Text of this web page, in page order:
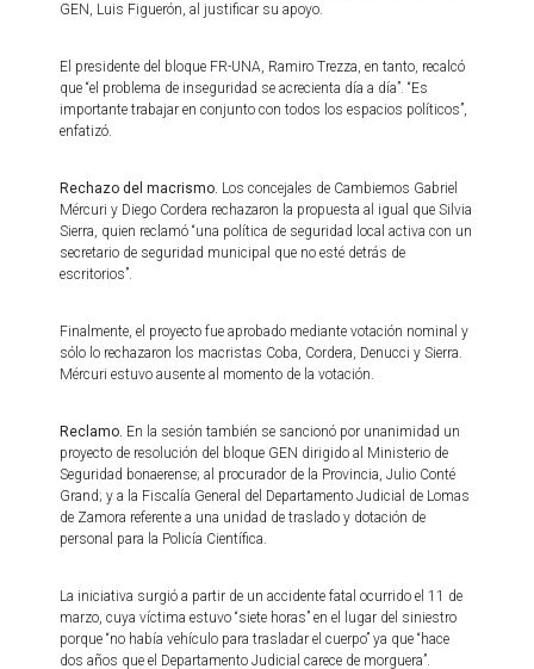
GEN, Luis Figuerón, al justificar su apoyo.
El presidente del bloque FR-UNA, Ramiro Trezza, en tanto, recalcó
que “el problema de inseguridad se acrecienta día a día”. “Es
importante trabajar en conjunto con todos los espacios políticos”,
enfatizó.
Rechazo del macrismo. Los concejales de Cambiemos Gabriel
Mércuri y Diego Cordera rechazaron la propuesta al igual que Silvia
Sierra, quien reclamó “una política de seguridad local activa con un
secretario de seguridad municipal que no esté detrás de
escritorios”.
Finalmente, el proyecto fue aprobado mediante votación nominal y
sólo lo rechazaron los macristas Coba, Cordera, Denucci y Sierra.
Mércuri estuvo ausente al momento de la votación.
Reclamo. En la sesión también se sancionó por unanimidad un
proyecto de resolución del bloque GEN dirigido al Ministerio de
Seguridad bonaerense; al procurador de la Provincia, Julio Conté
Grand; y a la Fiscalía General del Departamento Judicial de Lomas
de Zamora referente a una unidad de traslado y dotación de
personal para la Policía Científica.
La iniciativa surgió a partir de un accidente fatal ocurrido el 11 de
marzo, cuya víctima estuvo “siete horas” en el lugar del siniestro
porque “no había vehículo para trasladar el cuerpo” ya que “hace
dos años que el Departamento Judicial carece de morguera”.